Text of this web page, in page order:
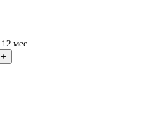
мес.
+